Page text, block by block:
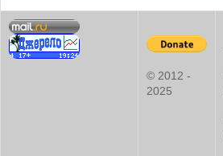
© 2012 -
2025